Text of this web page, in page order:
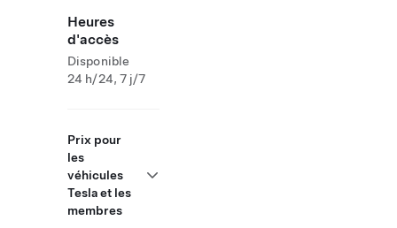
Heures
d'accès
Disponible
24 h/24, 7 j/7
Prix pour
les
véhicules
Tesla et les
membres